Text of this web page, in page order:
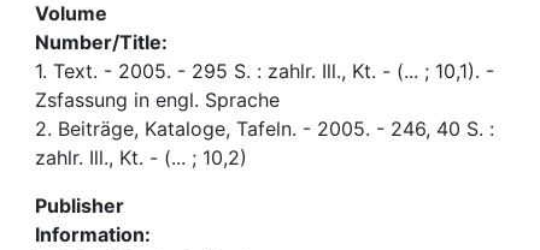
Volume
Number/Title:
1. Text. - 2005. - 295 S. : zahlr. Ill., Kt. - (... ; 10,1). -
Zsfassung in engl. Sprache
2. Beiträge, Kataloge, Tafeln. - 2005. - 246, 40 S. :
zahlr. Ill., Kt. - (... ; 10,2)
Publisher
Information: